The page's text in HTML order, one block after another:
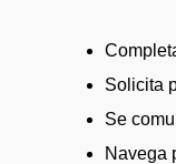
Solicita
Se
Navega